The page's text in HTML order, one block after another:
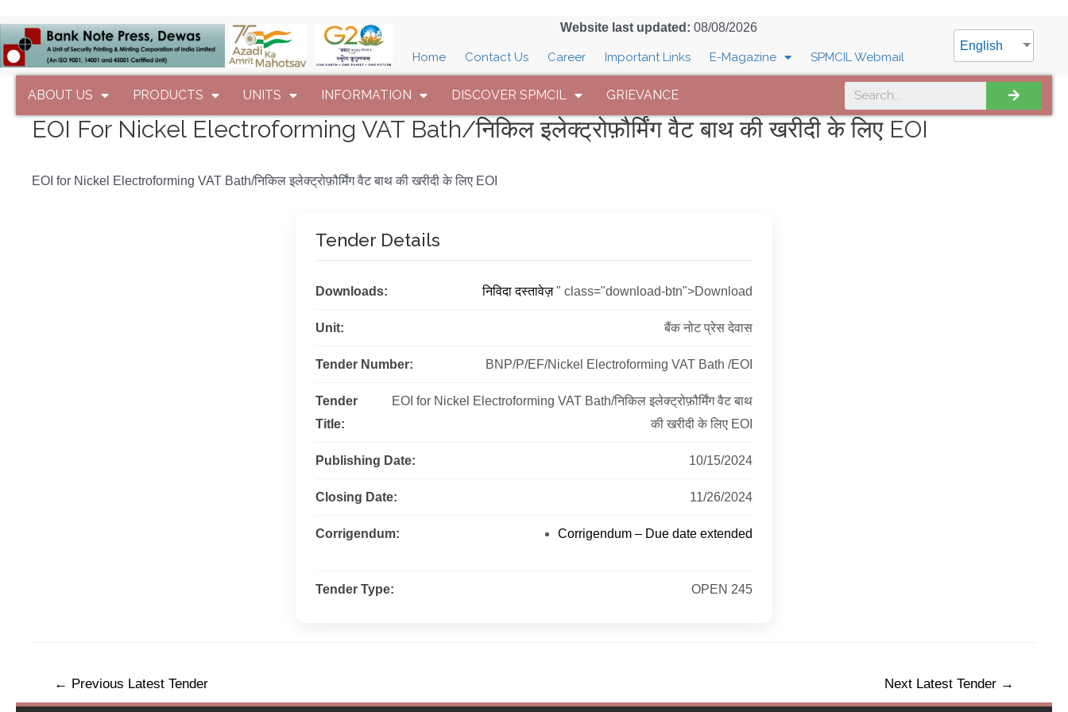
Website last updated: 08/08/2026
Home Contact Us Career Important Links E-Magazine SPMCIL Webmail
English
ABOUT US PRODUCTS UNITS INFORMATION DISCOVER SPMCIL GRIEVANCE
EOI For Nickel Electroforming VAT Bath/निकिल इलेक्ट्रोफ़ौर्मिंग वैट बाथ की खरीदी के लिए EOI
EOI for Nickel Electroforming VAT Bath/निकिल इलेक्ट्रोफ़ौर्मिंग वैट बाथ की खरीदी के लिए EOI
Tender Details
Downloads: निविदा दस्तावेज़" class="download-btn">Download
Unit: बैंक नोट प्रेस देवास
Tender Number: BNP/P/EF/Nickel Electroforming VAT Bath /EOI
Tender
Title:
EOI for Nickel Electroforming VAT Bath/निकिल इलेक्ट्रोफ़ौर्मिंग वैट बाथ
की खरीदी के लिए EOI
Publishing Date: 10/15/2024
Closing Date: 11/26/2024
Corrigendum: Corrigendum – Due date extended
Tender Type: OPEN 245
← Previous Latest Tender Next Latest Tender →